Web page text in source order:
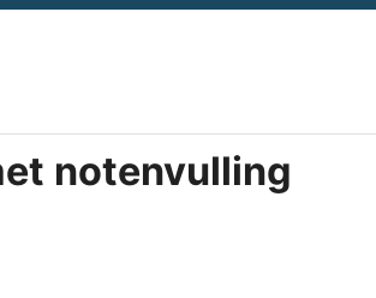
notenvulling